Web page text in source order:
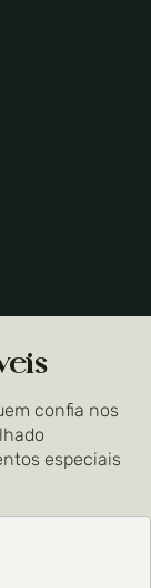
confia nos
especiais